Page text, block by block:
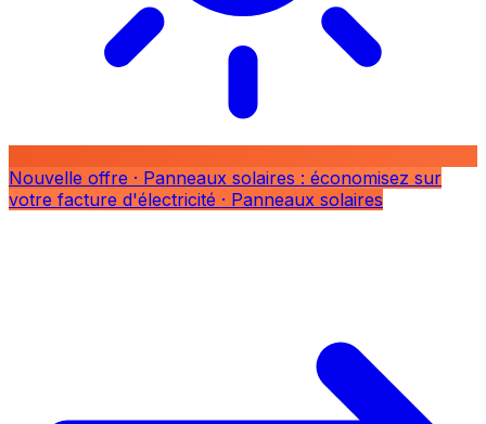
Nouvelle offre · Panneaux solaires : économisez sur
votre facture d'électricité · Panneaux solaires